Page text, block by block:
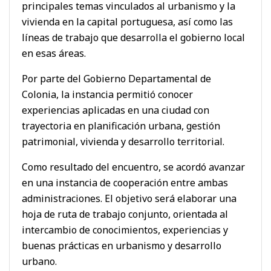
principales temas vinculados al urbanismo y la
vivienda en la capital portuguesa, así como las
líneas de trabajo que desarrolla el gobierno local
en esas áreas.
Por parte del Gobierno Departamental de
Colonia, la instancia permitió conocer
experiencias aplicadas en una ciudad con
trayectoria en planificación urbana, gestión
patrimonial, vivienda y desarrollo territorial.
Como resultado del encuentro, se acordó avanzar
en una instancia de cooperación entre ambas
administraciones. El objetivo será elaborar una
hoja de ruta de trabajo conjunto, orientada al
intercambio de conocimientos, experiencias y
buenas prácticas en urbanismo y desarrollo
urbano.